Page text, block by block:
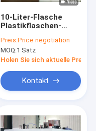
10-Liter-Flasche
Plastikflaschen-
Maschine
Preis:Price negotiation
MOQ:1 Satz
Holen Sie sich aktuelle Preis
Kontakt